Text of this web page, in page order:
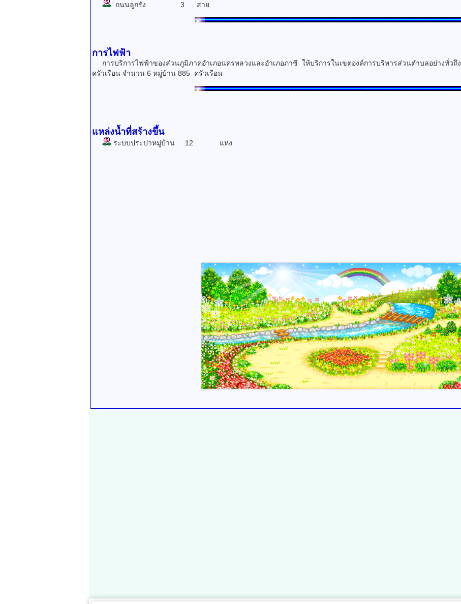
ถนนลูกรัง 3 สาย
การไฟฟ้า
การบริการไฟฟ้าของส่วนภูมิภาคอำเภอนครหลวงและอำเภอภาชี ให้บริการในเขตองค์การบริหารส่วนตำบลอย่างทั่ว
ครัวเรือน จำนวน 6 หมู่บ้าน 885 ครัวเรือน
แหล่งน้ำที่สร้างขึ้น
ระบบประปาหมู่บ้าน 12 แห่ง